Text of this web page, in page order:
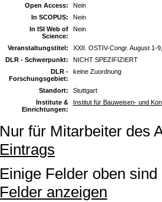
Open Access:
Nein
In SCOPUS:
Nein
In ISI Web of
Science:
Nein
Veranstaltungstitel:
XXII. OSTIV-Congr. August 1-
DLR - Schwerpunkt:
NICHT SPEZIFIZIERT
DLR -
Forschungsgebiet:
keine Zuordnung
Standort:
Stuttgart
Institute &
Einrichtungen:
Institut für Bauweisen- und
Nur für Mitarbeiter des
Eintrags
Einige Felder oben
Felder anzeigen